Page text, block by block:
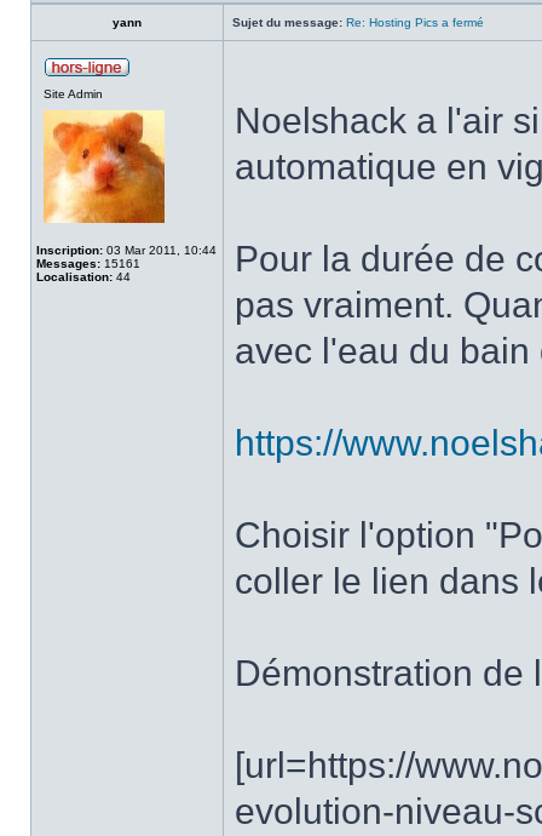
yann Sujet du message: Re: Hosting Pics a fermé
Site Admin
Inscription: 03 Mar 2011, 10:44
Messages: 15161
Localisation: 44
Noelshack a l'air
automatique en
Pour la durée de
pas vraiment.
avec l'eau du
https://
Choisir l'option
coller le lien dans
Démonstration de
[url=https://
evolution-niveau-